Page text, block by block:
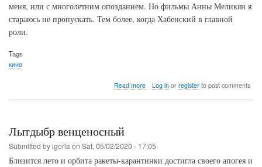
меня, или с многолетним опозданием. Но фильмы Анны Меликян я
стараюсь не пропускать. Тем более, когда Хабенский в главной
роли.
Tags
кино
Read moreabout
Log inor registerto post comments
Лытдыбр венценосный
Submitted byigorla on Sat, 05/02/2020 - 17:05
Близится лето и орбита ракеты-карантинки достигла своего апогея и